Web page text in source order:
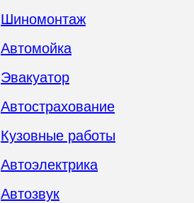
Шиномонтаж
Автомойка
Эвакуатор
Автострахование
Кузовные работы
Автоэлектрика
Автозвук